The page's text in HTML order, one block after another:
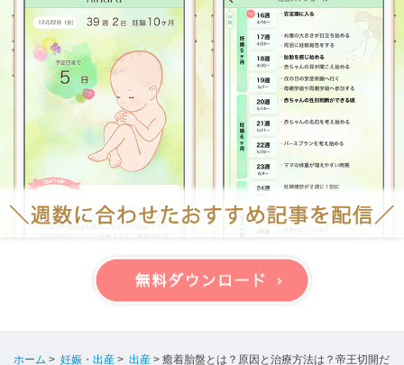
ホーム > 妊娠・出産 > 出産 > 癒着胎盤とは？原因と治療方法は？帝王切開だ